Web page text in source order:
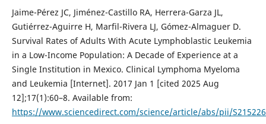
Jaime-Pérez JC, Jiménez-Castillo RA, Herrera-Garza JL,
Gutiérrez-Aguirre H, Marfil-Rivera LJ, Gómez-Almaguer D.
Survival Rates of Adults With Acute Lymphoblastic Leukemia
in a Low-Income Population: A Decade of Experience at a
Single Institution in Mexico. Clinical Lymphoma Myeloma
and Leukemia [Internet]. 2017 Jan 1 [cited 2025 Aug
12];17(1):60–8. Available from:
https://www.sciencedirect.com/science/article/abs/pii/